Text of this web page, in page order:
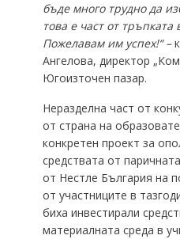
бъде много трудно да
това е част от тръпката
Пожелавам им успех!“ –
Ангелова, директор
Югоизточен пазар.
Неразделна част от
от страна на
конкретен проект за
средствата от
от Нестле България на
от участниците в
биха инвестирали
материалната среда в